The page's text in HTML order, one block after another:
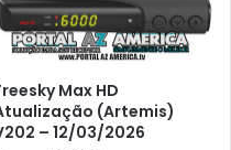
Max HD
(Artemis)
– 12/03/2026